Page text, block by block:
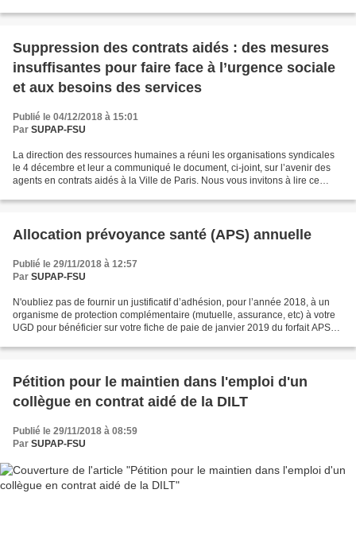
Suppression des contrats aidés : des mesures
insuffisantes pour faire face à l’urgence sociale
et aux besoins des services
Publié le 04/12/2018 à 15:01
Par SUPAP-FSU
La direction des ressources humaines a réuni les organisations syndicales
le 4 décembre et leur a communiqué le document, ci-joint, sur l’avenir des
agents en contrats aidés à la Ville de Paris. Nous vous invitons à lire ce
Allocation prévoyance santé (APS) annuelle
Publié le 29/11/2018 à 12:57
Par SUPAP-FSU
N'oubliez pas de fournir un justificatif d’adhésion, pour l’année 2018, à un
organisme de protection complémentaire (mutuelle, assurance, etc) à votre
UGD pour bénéficier sur votre fiche de paie de janvier 2019 du forfait APS
Pétition pour le maintien dans l'emploi d'un
collègue en contrat aidé de la DILT
Publié le 29/11/2018 à 08:59
Par SUPAP-FSU